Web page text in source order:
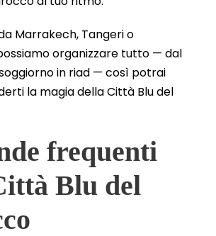
Marrakech, Tangeri o
organizzare tutto — dal
in riad — così potrai
la magia della Città Blu del
frequenti
Blu del